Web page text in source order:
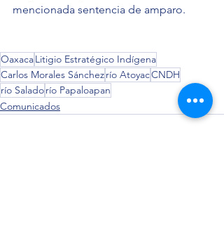
mencionada sentencia de amparo.
OaxacaLitigio Estratégico Indígena
Carlos Morales Sánchezrío AtoyacCNDH
río Saladorío Papaloapan
Comunicados